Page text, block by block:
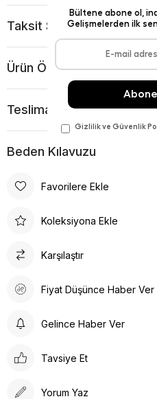
Taksit Seçenekleri
Ürün Önerileri
Teslimat Ve İade Koşulları
Beden Kılavuzu
Favorilere Ekle
Koleksiyona Ekle
Karşılaştır
Fiyat Düşünce Haber Ver
Gelince Haber Ver
Tavsiye Et
Yorum Yaz